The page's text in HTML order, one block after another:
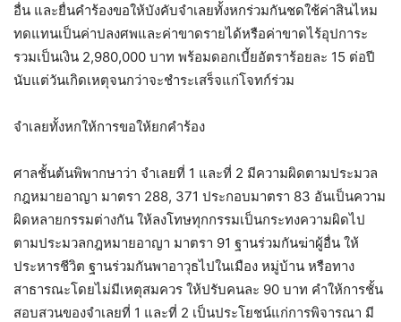
อื่น และยื่นคำร้องขอให้บังคับจำเลยทั้งหกร่วมกันชดใช้ค่าสินไหม
ทดแทนเป็นค่าปลงศพและค่าขาดรายได้หรือค่าขาดไร้อุปการะ
รวมเป็นเงิน 2,980,000 บาท พร้อมดอกเบี้ยอัตราร้อยละ 15 ต่อปี
นับแต่วันเกิดเหตุจนกว่าจะชำระเสร็จแก่โจทก์ร่วม
จำเลยทั้งหกให้การขอให้ยกคำร้อง
ศาลชั้นต้นพิพากษาว่า จำเลยที่ 1 และที่ 2 มีความผิดตามประมวล
กฎหมายอาญา มาตรา 288, 371 ประกอบมาตรา 83 อันเป็นความ
ผิดหลายกรรมต่างกัน ให้ลงโทษทุกกรรมเป็นกระทงความผิดไป
ตามประมวลกฎหมายอาญา มาตรา 91 ฐานร่วมกันฆ่าผู้อื่น ให้
ประหารชีวิต ฐานร่วมกันพาอาวุธไปในเมือง หมู่บ้าน หรือทาง
สาธารณะโดยไม่มีเหตุสมควร ให้ปรับคนละ 90 บาท คำให้การชั้น
สอบสวนของจำเลยที่ 1 และที่ 2 เป็นประโยชน์แก่การพิจารณา มี